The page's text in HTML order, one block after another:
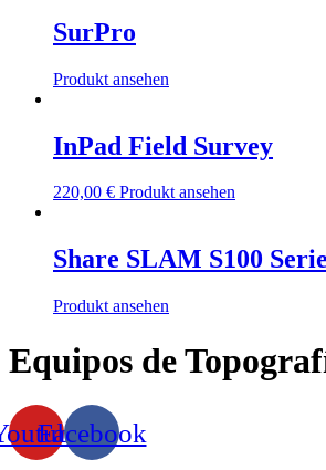
SurPro
Produkt ansehen
InPad Field Survey
220,00 € Produkt ansehen
Share SLAM S100
Produkt ansehen
Equipos de
Facebook